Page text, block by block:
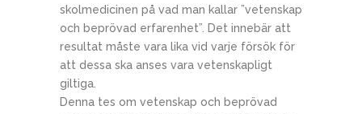
skolmedicinen på vad man kallar ”vetenskap
och beprövad erfarenhet”. Det innebär att
resultat måste vara lika vid varje försök för
att dessa ska anses vara vetenskapligt
giltiga.
Denna tes om vetenskap och beprövad